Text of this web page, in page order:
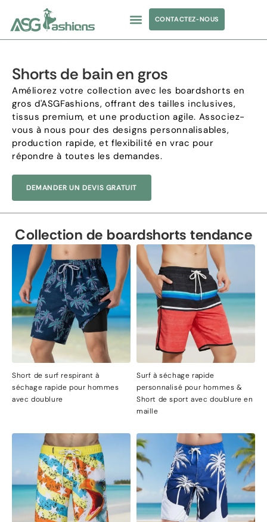
CONTACTEZ-NOUS
Shorts de bain en gros
Améliorez votre collection avec les boardshorts en
gros d'ASGFashions, offrant des tailles inclusives,
tissus premium, et une production agile. Associez-
vous à nous pour des designs personnalisables,
production rapide, et flexibilité en vrac pour
répondre à toutes les demandes.
DEMANDER UN DEVIS GRATUIT
Collection de boardshorts tendance
Short de surf respirant à
séchage rapide pour hommes
avec doublure
Surf à séchage rapide
personnalisé pour hommes &
Short de sport avec doublure en
maille